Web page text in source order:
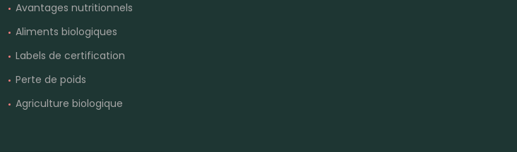
Avantages nutritionnels
Aliments biologiques
Labels de certification
Perte de poids
Agriculture biologique